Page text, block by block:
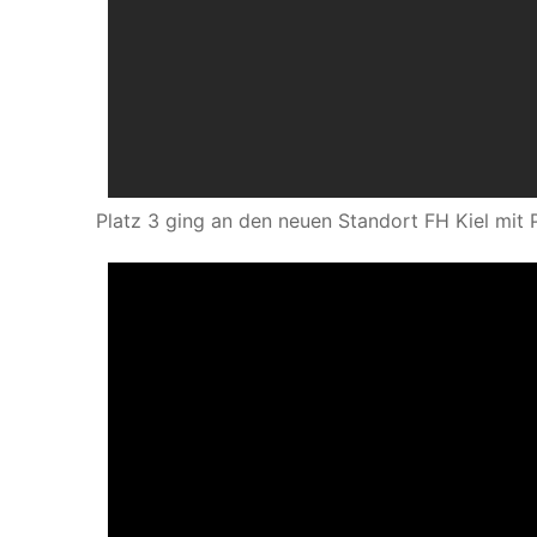
Platz 3 ging an den neuen Standort FH Kiel mit